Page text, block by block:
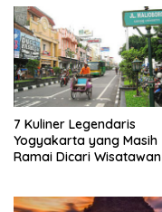
7 Kuliner Legendaris
Yogyakarta yang Masih
Ramai Dicari Wisatawan